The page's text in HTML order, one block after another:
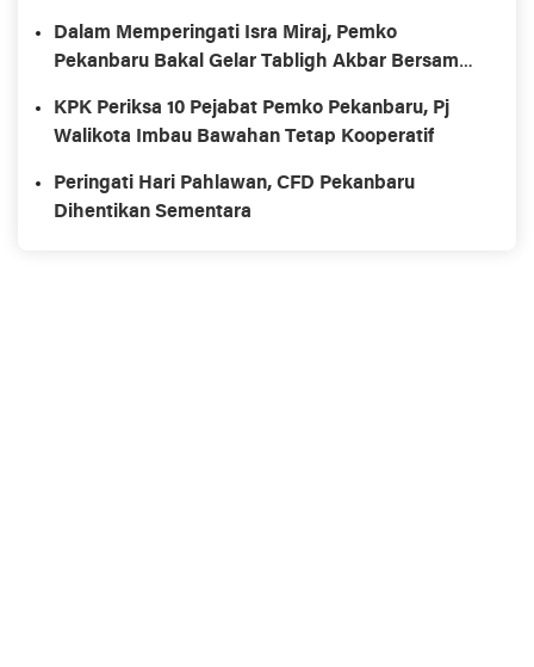
Dalam Memperingati Isra Miraj, Pemko
Pekanbaru Bakal Gelar Tabligh Akbar Bersama
KPK Periksa 10 Pejabat Pemko Pekanbaru, Pj
Walikota Imbau Bawahan Tetap Kooperatif
Peringati Hari Pahlawan, CFD Pekanbaru
Dihentikan Sementara